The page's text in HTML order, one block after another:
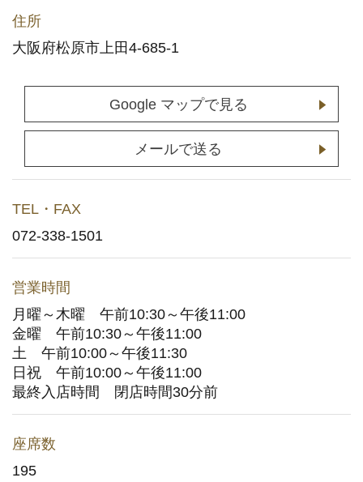
予約・注文
ホットペッパーグルメサイトへ
(ポイント利用はこちら)
お持ち帰りWeb予約
宅配デリバリー
お問い合わせ
ご意見・お問い合わせフォーム
アプリに関するよくあるご質問
メディア取材に関するお問い合わせ
(YouTuberの方もこちら)
住所
大阪府松原市上田4-685-1
Google マップで見る
メールで送る
TEL・FAX
072-338-1501
営業時間
月曜～木曜 午前10:30～午後11:00
金曜 午前10:30～午後11:00
土 午前10:00～午後11:30
日祝 午前10:00～午後11:00
最終入店時間 閉店時間30分前
座席数
195